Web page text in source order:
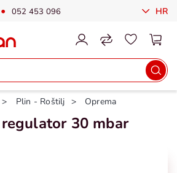
052 453 096 HR
Plin - Roštilj Oprema
30 mbar